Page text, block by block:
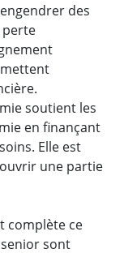
des
perte
soutient les
en finançant
Elle est
une partie
complète ce
sont